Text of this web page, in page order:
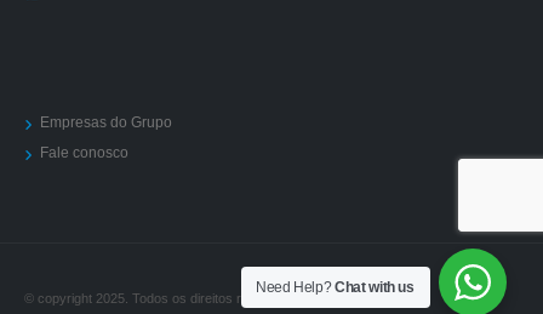
Empresas do Grupo
Fale conosco
© copyright 2025. Todos os direitos reservados.
Need Help?Chat with us